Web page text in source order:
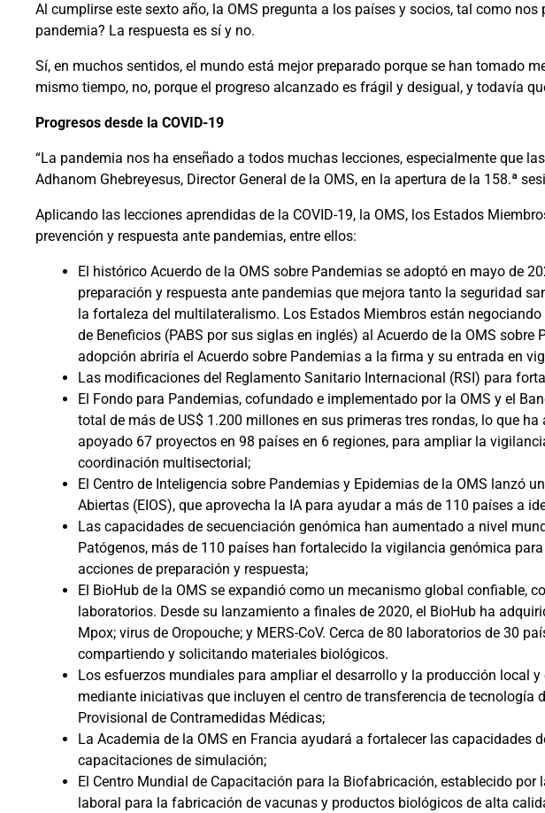
Al cumplirse este sexto año, la OMS pregunta a los países y socios, tal como
pandemia? La respuesta es sí y no.
Sí, en muchos sentidos, el mundo está mejor preparado porque se han tomado
mismo tiempo, no, porque el progreso alcanzado es frágil y desigual, y todavía
Progresos desde la COVID-19
“La pandemia nos ha enseñado a todos muchas lecciones, especialmente que
Adhanom Ghebreyesus, Director General de la OMS, en la apertura de la 158.ª
Aplicando las lecciones aprendidas de la COVID-19, la OMS, los Estados
prevención y respuesta ante pandemias, entre ellos:
El histórico Acuerdo de la OMS sobre Pandemias se adoptó en mayo de
preparación y respuesta ante pandemias que mejora tanto la seguridad
la fortaleza del multilateralismo. Los Estados Miembros están
de Beneficios (PABS por sus siglas en inglés) al Acuerdo de la OMS
adopción abriría el Acuerdo sobre Pandemias a la firma y su entrada en
Las modificaciones del Reglamento Sanitario Internacional (RSI) para
El Fondo para Pandemias, cofundado e implementado por la OMS y el
total de más de US$ 1.200 millones en sus primeras tres rondas, lo que
apoyado 67 proyectos en 98 países en 6 regiones, para ampliar la
coordinación multisectorial;
El Centro de Inteligencia sobre Pandemias y Epidemias de la OMS lanzó
Abiertas (EIOS), que aprovecha la IA para ayudar a más de 110 países a
Las capacidades de secuenciación genómica han aumentado a nivel
Patógenos, más de 110 países han fortalecido la vigilancia genómica
acciones de preparación y respuesta;
El BioHub de la OMS se expandió como un mecanismo global confiable,
laboratorios. Desde su lanzamiento a finales de 2020, el BioHub ha
Mpox; virus de Oropouche; y MERS-CoV. Cerca de 80 laboratorios de 30
compartiendo y solicitando materiales biológicos.
Los esfuerzos mundiales para ampliar el desarrollo y la producción local
mediante iniciativas que incluyen el centro de transferencia de tecnología
Provisional de Contramedidas Médicas;
La Academia de la OMS en Francia ayudará a fortalecer las
capacitaciones de simulación;
El Centro Mundial de Capacitación para la Biofabricación, establecido
laboral para la fabricación de vacunas y productos biológicos de alta